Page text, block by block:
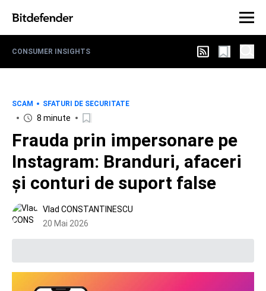
CONSUMER INSIGHTS
SCAM SFATURI DE SECURITATE
8 minute
Frauda prin impersonare pe
Instagram: Branduri, afaceri
și conturi de suport false
Vlad CONSTANTINESCU
20 Mai 2026